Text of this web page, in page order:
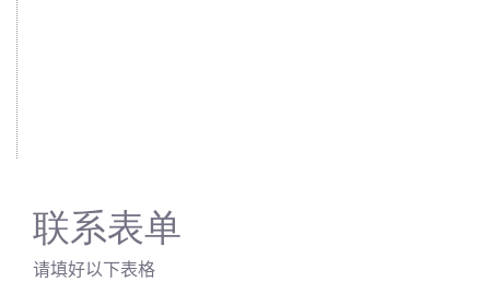
联系表单
请填好以下表格